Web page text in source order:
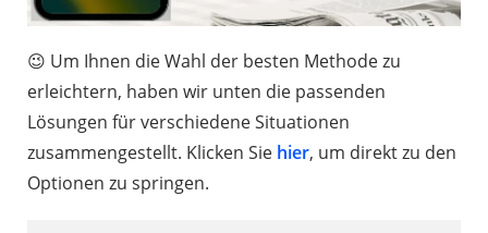
😉 Um Ihnen die Wahl der besten Methode zu
erleichtern, haben wir unten die passenden
Lösungen für verschiedene Situationen
zusammengestellt. Klicken Sie hier, um direkt zu den
Optionen zu springen.